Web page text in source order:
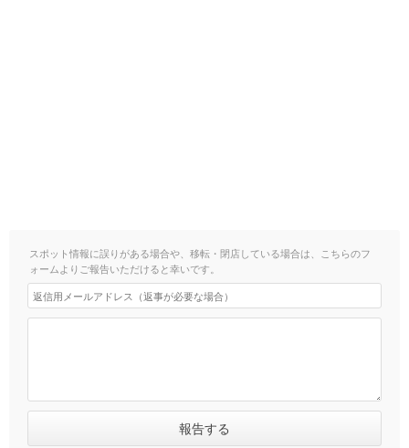
スポット情報に誤りがある場合や、移転・閉店している場合は、こちらのフ
ォームよりご報告いただけると幸いです。